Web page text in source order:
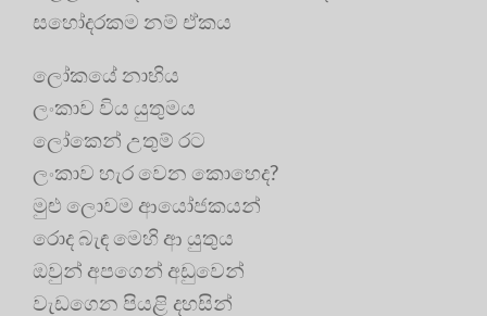
සහෝදරකම නම් ඒකය
ලෝකයේ නාභිය
ලංකාව විය යුතුමය
ලෝකෙන් උතුම් රට
ලංකාව හැර වෙන කොහෙද?
මුළු ලොවම ආයෝජකයන්
රොද බැඳ මෙහි ආ යුතුය
ඔවුන් අපගෙන් අඩුවෙන්
වැඩගෙන පියළි දහසින්